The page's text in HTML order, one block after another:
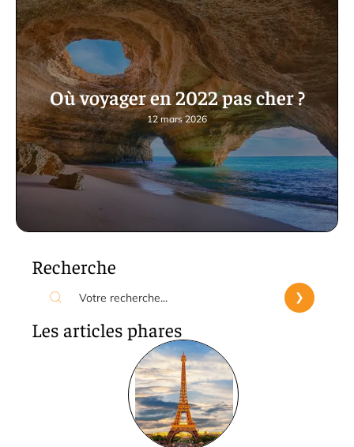
Où voyager en 2022 pas cher ?
12 mars 2026
Recherche
Les articles phares